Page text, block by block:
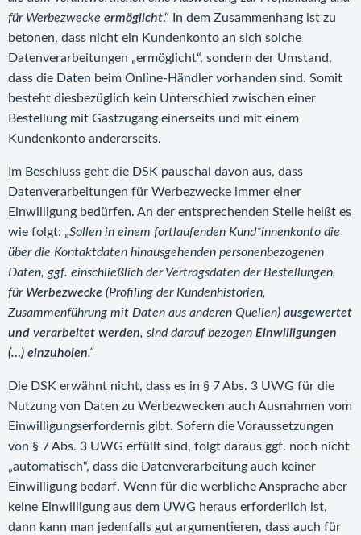
für Werbezwecke ermöglicht.“ In dem Zusammenhang ist zu
betonen, dass nicht ein Kundenkonto an sich solche
Datenverarbeitungen „ermöglicht“, sondern der Umstand,
dass die Daten beim Online-Händler vorhanden sind. Somit
besteht diesbezüglich kein Unterschied zwischen einer
Bestellung mit Gastzugang einerseits und mit einem
Kundenkonto andererseits.
Im Beschluss geht die DSK pauschal davon aus, dass
Datenverarbeitungen für Werbezwecke immer einer
Einwilligung bedürfen. An der entsprechenden Stelle heißt es
wie folgt: „Sollen in einem fortlaufenden Kund*innenkonto die
über die Kontaktdaten hinausgehenden personenbezogenen
Daten, ggf. einschließlich der Vertragsdaten der Bestellungen,
für Werbezwecke (Profiling der Kundenhistorien,
Zusammenführung mit Daten aus anderen Quellen) ausgewertet
und verarbeitet werden, sind darauf bezogen Einwilligungen
(…) einzuholen.“
Die DSK erwähnt nicht, dass es in § 7 Abs. 3 UWG für die
Nutzung von Daten zu Werbezwecken auch Ausnahmen vom
Einwilligungserfordernis gibt. Sofern die Voraussetzungen
von § 7 Abs. 3 UWG erfüllt sind, folgt daraus ggf. noch nicht
„automatisch“, dass die Datenverarbeitung auch keiner
Einwilligung bedarf. Wenn für die werbliche Ansprache aber
keine Einwilligung aus dem UWG heraus erforderlich ist,
dann kann man jedenfalls gut argumentieren, dass auch für